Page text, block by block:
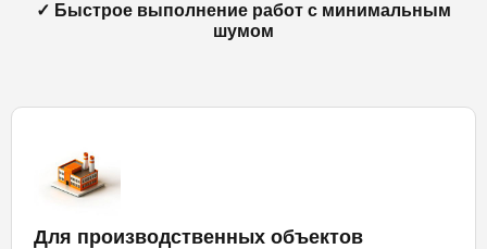
✓ Быстрое выполнение работ с минимальным
шумом
Для производственных объектов